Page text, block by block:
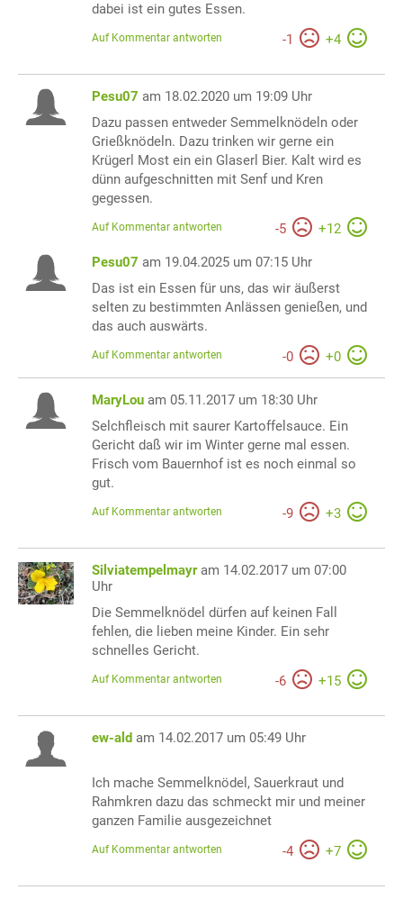
dabei ist ein gutes Essen.
-1 +4
Auf Kommentar antworten
Pesu07 am 18.02.2020 um 19:09 Uhr
Dazu passen entweder Semmelknödeln oder
Grießknödeln. Dazu trinken wir gerne ein
Krügerl Most ein ein Glaserl Bier. Kalt wird es
dünn aufgeschnitten mit Senf und Kren
gegessen.
-5 +12
Auf Kommentar antworten
Pesu07 am 19.04.2025 um 07:15 Uhr
Das ist ein Essen für uns, das wir äußerst
selten zu bestimmten Anlässen genießen, und
das auch auswärts.
-0 +0
Auf Kommentar antworten
MaryLou am 05.11.2017 um 18:30 Uhr
Selchfleisch mit saurer Kartoffelsauce. Ein
Gericht daß wir im Winter gerne mal essen.
Frisch vom Bauernhof ist es noch einmal so
gut.
-9 +3
Auf Kommentar antworten
Silviatempelmayr am 14.02.2017 um 07:00
Uhr
Die Semmelknödel dürfen auf keinen Fall
fehlen, die lieben meine Kinder. Ein sehr
schnelles Gericht.
-6 +15
Auf Kommentar antworten
ew-ald am 14.02.2017 um 05:49 Uhr
Ich mache Semmelknödel, Sauerkraut und
Rahmkren dazu das schmeckt mir und meiner
ganzen Familie ausgezeichnet
-4 +7
Auf Kommentar antworten